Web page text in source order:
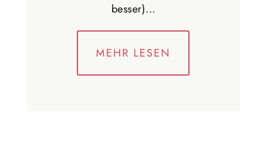
besser)...
MEHR LESEN